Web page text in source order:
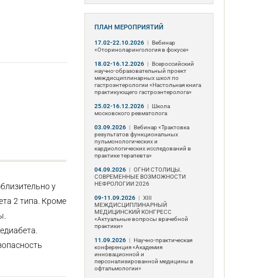
у
2 типа. Кроме
ПЛАН МЕРОПРИЯТИЙ
17.02-22.10.2026 | Вебинар
«Оториноларингология в фокусе»
18.02-16.12.2026 | Всероссийский
научно-образовательный проект
междисциплинарных школ по
гастроэнтерологии «Настольная книга
практикующего гастроэнтеролога»
25.02-16.12.2026 | Школа
московского ревматолога
03.09.2026 | Вебинар «Трактовка
результатов функциональных
пульмонологических и
кардиологических исследований в
практике терапевта»
04.09.2026 | ОГНИ СТОЛИЦЫ.
СОВРЕМЕННЫЕ ВОЗМОЖНОСТИ
НЕФРОЛОГИИ 2026
09-11.09.2026 | ХIII
МЕЖДИСЦИПЛИНАРНЫЙ
МЕДИЦИНСКИЙ КОНГРЕСС
«Актуальные вопросы врачебной
практики»
11.09.2026 | Научно-практическая
конференция «Академия
инновационной и
персонализированной медицины в
офтальмологии»